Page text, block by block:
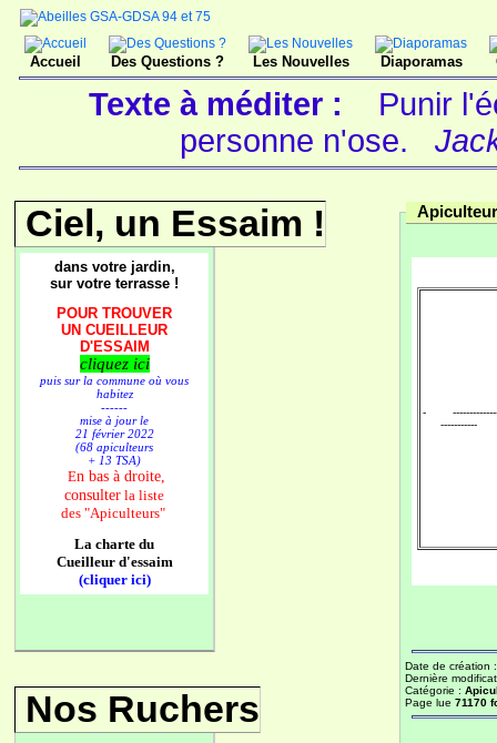
Accueil Des Questions ? Les Nouvelles Diaporamas
Texte à méditer :
Punir
personne n'ose.
Ciel, un Essaim !
dans votre jardin,
sur votre terrasse !
POUR TROUVER
UN CUEILLEUR
D'ESSAIM
cliquez ici
puis sur la commune où vous
habitez
------
mise à jour le
21 février 2022
(68 apiculteurs
+ 13 TSA)
En bas à droite,
consulter la liste
des "Apiculteurs"
La charte du
Cueilleur d'essaim
(cliquer ici)
Nos Ruchers
-
-----------
Date de création
Dernière
Catégorie :
Page lue 71170